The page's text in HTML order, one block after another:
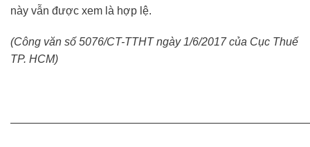
này vẫn được xem là hợp lệ.
(Công văn số 5076/CT-TTHT ngày 1/6/2017 của Cục Thuế
TP. HCM)